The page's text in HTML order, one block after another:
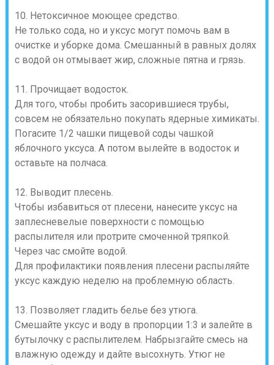
10. Нетоксичное моющее средство.
Не только сода, но и уксус могут помочь вам в
очистке и уборке дома. Смешанный в равных долях
с водой он отмывает жир, сложные пятна и грязь.
11. Прочищает водосток.
Для того, чтобы пробить засорившиеся трубы,
совсем не обязательно покупать ядерные химикаты.
Погасите 1/2 чашки пищевой соды чашкой
яблочного уксуса. А потом вылейте в водосток и
оставьте на полчаса.
12. Выводит плесень.
Чтобы избавиться от плесени, нанесите уксус на
заплесневелые поверхности с помощью
распылителя или протрите смоченной тряпкой.
Через час смойте водой.
Для профилактики появления плесени распыляйте
уксус каждую неделю на проблемную область.
13. Позволяет гладить белье без утюга.
Смешайте уксус и воду в пропорции 1:3 и залейте в
бутылочку с распылителем. Набрызгайте смесь на
влажную одежду и дайте высохнуть. Утюг не